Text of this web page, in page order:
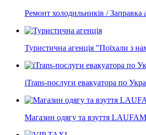
Ремонт холодильників / Заправка
Туристична агенція "Поїхали з
iTrans-послуги евакуатора по
Магазин одягу та взуття LAUFAM